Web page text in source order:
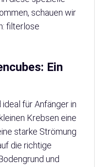
schauen wir
filterlose
Ein
für Anfänger in
Krebsen eine
starke Strömung
die richtige
und